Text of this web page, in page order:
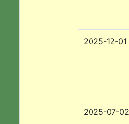
2025-12-01
2025-07-02